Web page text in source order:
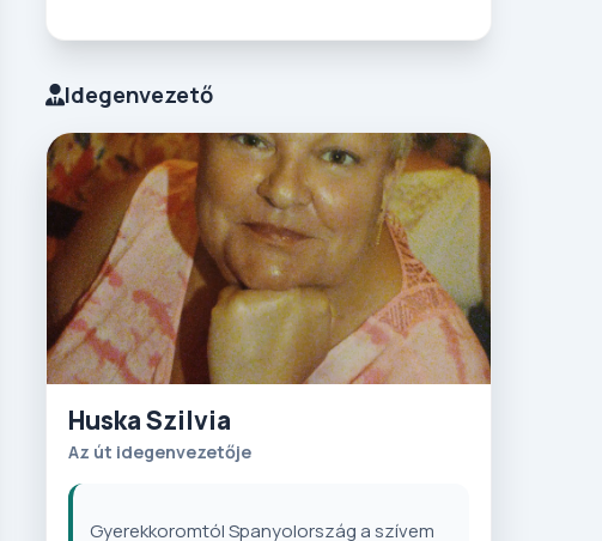
Idegenvezető
Huska Szilvia
Az út idegenvezetője
Gyerekkoromtól Spanyolország a szívem